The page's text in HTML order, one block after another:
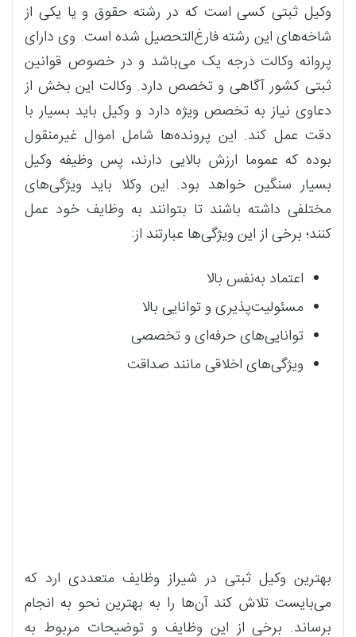
وکیل ثبتی کسی است که در رشته حقوق و یا یکی از
شاخه‌های این رشته فارغ‌التحصیل شده است. وی دارای
پروانه وکالت درجه یک می‌باشد و در خصوص قوانین
ثبتی کشور آگاهی و تخصص دارد. وکالت این بخش از
دعاوی نیاز به تخصص ویژه دارد و وکیل باید بسیار با
دقت عمل کند. این پرونده‌ها شامل اموال غیرمنقول
بوده که عموما ارزش بالایی دارند، پس وظیفه وکیل
بسیار سنگین خواهد بود. این وکلا باید ویژگی‌های
مختلفی داشته باشند تا بتوانند به وظایف خود عمل
کنند؛ برخی از این ویژگی‌ها عبارتند از:
اعتماد به‌نفس بالا
مسئولیت‌پذیری و توانایی بالا
توانایی‌های حرفه‌ای و تخصصی
ویژگی‌های اخلاقی مانند صداقت
بهترین وکیل ثبتی در شیراز وظایف متعددی ارد که
می‌بایست تلاش کند آن‌ها را به بهترین نحو به انجام
برساند. برخی از این وظایف و توضیحات مربوط به